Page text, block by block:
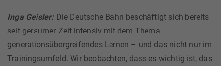
Inga Geisler: Die Deutsche Bahn beschäftigt sich bereits
seit geraumer Zeit intensiv mit dem Thema
generationsübergreifendes Lernen – und das nicht nur im
Trainingsumfeld. Wir beobachten, dass es wichtig ist, das